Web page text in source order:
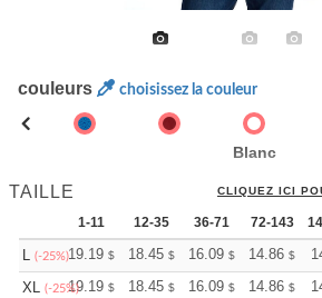
couleurs choisissez la couleur
Blanc
TAILLE CLIQUEZ ICI
1-11 12-35 36-71 72-143
L (-25%)19.19 $ 18.45 $ 16.09 $ 14.86 $
XL (-25%)19.19 $ 18.45 $ 16.09 $ 14.86 $